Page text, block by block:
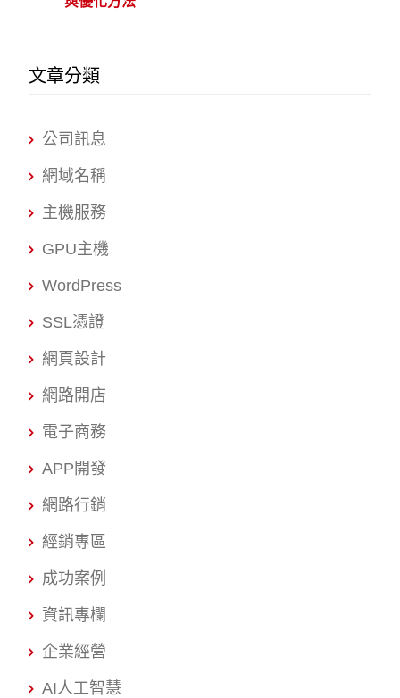
文章分類
公司訊息
網域名稱
主機服務
GPU主機
WordPress
SSL憑證
網頁設計
網路開店
電子商務
APP開發
網路行銷
經銷專區
成功案例
資訊專欄
企業經營
AI人工智慧